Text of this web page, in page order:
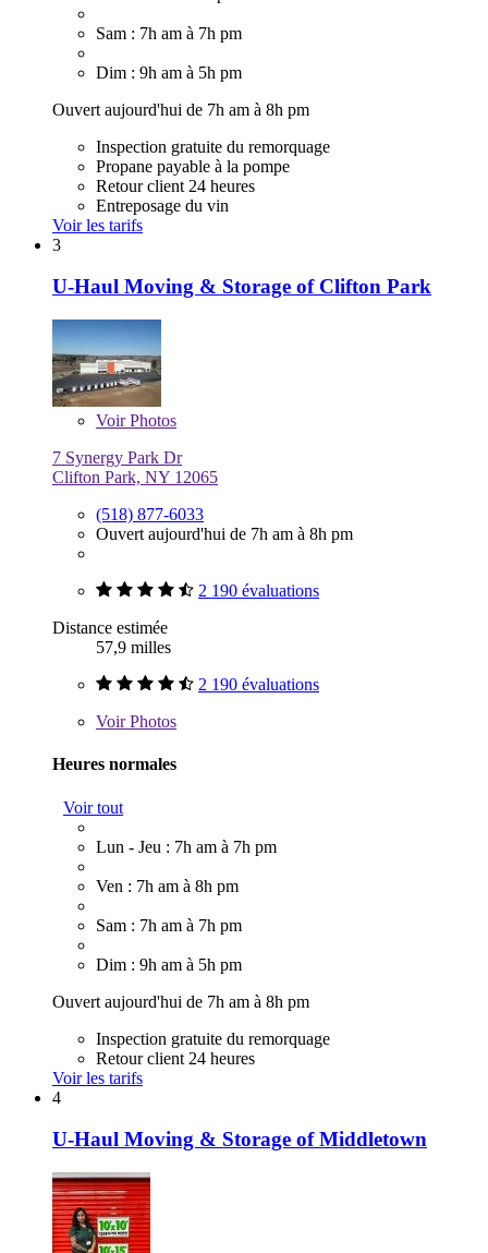
Sam : 7h am à 7h pm
Dim : 9h am à 5h pm
Ouvert aujourd'hui de 7h am à 8h pm
Inspection gratuite du remorquage
Propane payable à la pompe
Retour client 24 heures
Entreposage du vin
Voir les tarifs
3
U-Haul Moving & Storage of Clifton Park
VoirPhotos
7 Synergy Park Dr
Clifton Park, NY 12065
(518) 877-6033
Ouvert aujourd'hui de 7h am à 8h pm
2 190 évaluations
Distance estimée
57,9 milles
2 190 évaluations
VoirPhotos
Heures normales
Voir tout
Lun - Jeu : 7h am à 7h pm
Ven : 7h am à 8h pm
Sam : 7h am à 7h pm
Dim : 9h am à 5h pm
Ouvert aujourd'hui de 7h am à 8h pm
Inspection gratuite du remorquage
Retour client 24 heures
Voir les tarifs
4
U-Haul Moving & Storage of Middletown